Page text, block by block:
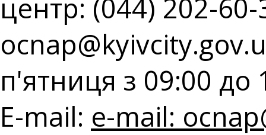
центр: (044) 202-
п'ятниця з 09:00 до
E-mail: e-mail: